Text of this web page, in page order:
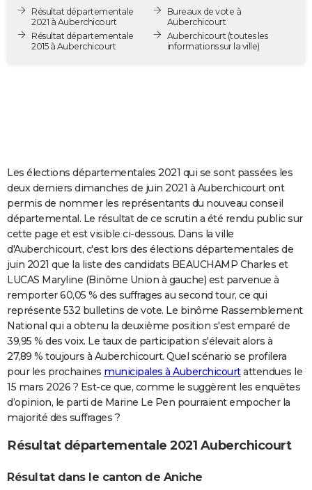
Destinations
City break
Voyage nature
Voyage de noces
Forum
Climat
PHOTO
GUIDES D'ACHAT
COPAINS D'AVANT
Se connecter
Collèges
Universités
Service militaire
AVIS DE DÉCÈS
FORUM
Bricolage
Lifestyle
Culture
Sport
Auto
Television
Voyage
Cinema
Résultat départementale
2021 à Auberchicourt
Résultat départementale
2015 à Auberchicourt
Bureaux de vote à
Auberchicourt
Auberchicourt (toutes les
informations sur la ville)
Les élections départementales 2021 qui se sont passées les
deux derniers dimanches de juin 2021 à Auberchicourt ont
permis de nommer les représentants du nouveau conseil
départemental. Le résultat de ce scrutin a été rendu public sur
cette page et est visible ci-dessous. Dans la ville
d'Auberchicourt, c'est lors des élections départementales de
juin 2021 que la liste des candidats BEAUCHAMP Charles et
LUCAS Maryline (Binôme Union à gauche) est parvenue à
remporter 60,05 % des suffrages au second tour, ce qui
représente 532 bulletins de vote. Le binôme Rassemblement
National qui a obtenu la deuxième position s'est emparé de
39,95 % des voix. Le taux de participation s'élevait alors à
27,89 % toujours à Auberchicourt. Quel scénario se profilera
pour les prochaines municipales à Auberchicourtattendues le
15 mars 2026 ? Est-ce que, comme le suggèrent les enquêtes
d’opinion, le parti de Marine Le Pen pourraient empocher la
majorité des suffrages ?
Résultat départementale 2021 Auberchicourt
Résultat dans le canton de Aniche